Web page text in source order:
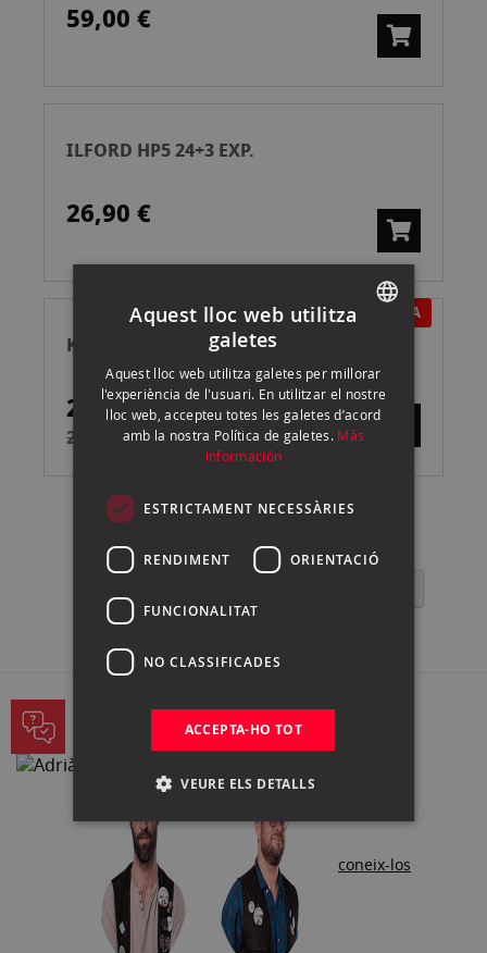
59,00 €
ILFORD HP5 24+3 EXP.
26,90 €
EN OFERTA
KODAK FUN SAVER 27
20,00 €
21,90 €
Pàgina
llegint
pàgina
PREGUNTA ALS NOSTRES EXPERTS
coneix-los
ENGLISH
CATALAN
Aquest lloc web utilitza
galetes
Aquest lloc web utilitza galetes per millorar
l'experiència de l'usuari. En utilitzar el nostre
lloc web, accepteu totes les galetes d’acord
amb la nostra Política de galetes. Más
información
ESTRICTAMENT NECESSÀRIES
RENDIMENT ORIENTACIÓ
FUNCIONALITAT
NO CLASSIFICADES
ACCEPTA-HO TOT
VEURE ELS DETALLS